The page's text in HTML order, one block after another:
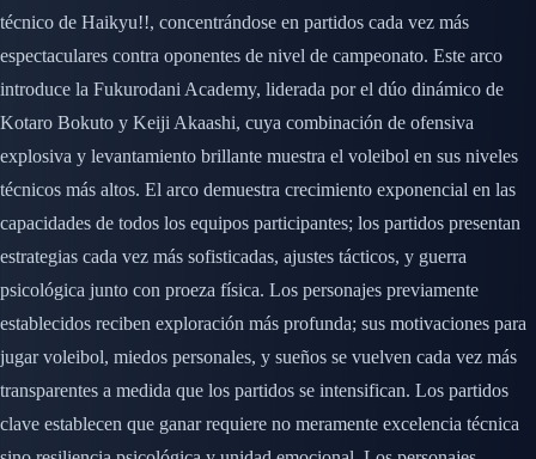
técnico de Haikyu!!, concentrándose en partidos cada vez más
espectaculares contra oponentes de nivel de campeonato. Este arco
introduce la Fukurodani Academy, liderada por el dúo dinámico de
Kotaro Bokuto y Keiji Akaashi, cuya combinación de ofensiva
explosiva y levantamiento brillante muestra el voleibol en sus niveles
técnicos más altos. El arco demuestra crecimiento exponencial en las
capacidades de todos los equipos participantes; los partidos presentan
estrategias cada vez más sofisticadas, ajustes tácticos, y guerra
psicológica junto con proeza física. Los personajes previamente
establecidos reciben exploración más profunda; sus motivaciones para
jugar voleibol, miedos personales, y sueños se vuelven cada vez más
transparentes a medida que los partidos se intensifican. Los partidos
clave establecen que ganar requiere no meramente excelencia técnica